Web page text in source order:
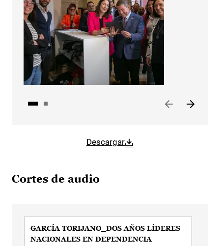
Descargar
Cortes de audio
GARCÍA TORIJANO_DOS AÑOS LÍDERES
NACIONALES EN DEPENDENCIA